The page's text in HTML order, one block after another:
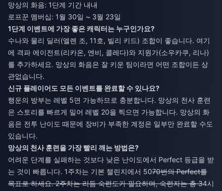
망상의 화음: 1단계 기간 내내
로프꾼 멤버십: 1월 30일 ~ 3월 23일
1단계 이벤트에 가장 좋은 캐릭터는 누구인가요?
수나와 물리 딜러(엘렌 조, 11호, 빌리 키드) 조합이 좋습니다. 여기
에 격파 에이전트(리카온, 엔비, 콜레다)와 지원가(소우카쿠, 리나)
를 추가하세요. 망상의 화음은 잘 키운 팀이라면 어떤 조합이든 상
관없습니다.
신규 플레이어도 모든 이벤트를 완료할 수 있나요?
행운의 방부는 레벨 5면 가능하므로 충분합니다. 망상의 천사 훈련
은 스토리를 빠르게 밀어 레벨 20을 찍으면 가능합니다. 망상의 화
음은 전투 난이도 때문에 장비가 부족한 계정은 일부만 완료할 수도
있습니다.
망상의 천사 훈련을 가장 빨리 깨는 방법은?
어려운 단계를 실패하는 것보다 낮은 난이도에서 Perfect 등급을 받
는 것이 빠릅니다. 1주차는 기본 챌린지에서 5070번의 Perfect를
목표로 하세요. 2주차는 리듬 숙련도가 필요하며, 숙련자는 총 34시